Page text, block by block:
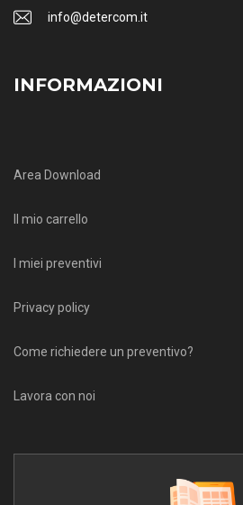
info@detercom.it
INFORMAZIONI
Area Download
Il mio carrello
I miei preventivi
Privacy policy
Come richiedere un preventivo?
Lavora con noi